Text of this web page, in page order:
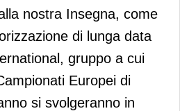
nostra Insegna, come
di lunga data
gruppo a cui
Europei di
si svolgeranno in